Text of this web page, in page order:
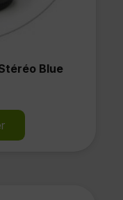
Blue